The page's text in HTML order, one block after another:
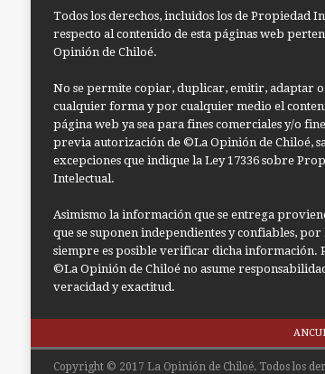
Todos los derechos, incluidos los de Propiedad
respecto al contenido de esta páginas web
Opinión de Chiloé.
No se permite copiar, duplicar, emitir, adaptar
cualquier forma y por cualquier medio el
página web ya sea para fines comerciales y/o
previa autorización de ©La Opinión de Chiloé,
excepciones que indique la Ley 17336 sobre
Intelectual.
Asimismo la información que se entrega
que se suponen independientes y confiables, por
siempre es posible verificar dicha información.
©La Opinión de Chiloé no asume
veracidad y exactitud.
Copyright © 2017 La Opinión de Chiloé. Todos los